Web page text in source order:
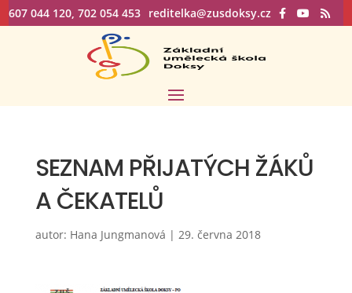
607 044 120, 702 054 453 reditelka@zusdoksy.cz
SEZNAM PŘIJATÝCH ŽÁKŮ
A ČEKATELŮ
autor: Hana Jungmanová | 29. června 2018